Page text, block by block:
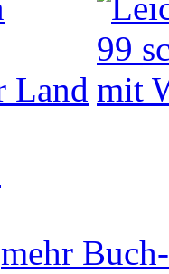
mehr